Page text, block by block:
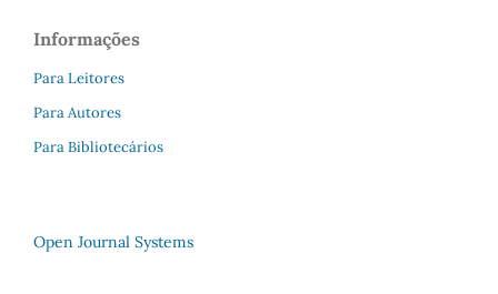
Informações
Para Leitores
Para Autores
Para Bibliotecários
Open Journal Systems